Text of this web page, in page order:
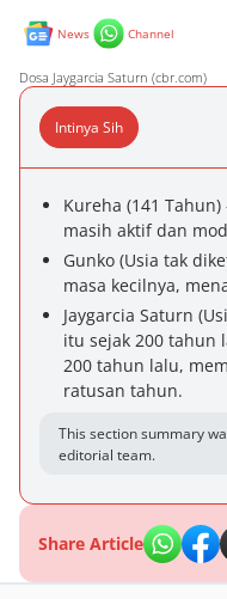
News Channel
Dosa Jaygarcia Saturn (cbr.com)
Intinya Sih
Kureha (141
masih aktif dan
Gunko (Usia tak
masa kecilnya,
Jaygarcia Saturn
itu sejak 200 tahun
200 tahun lalu,
ratusan tahun.
This section summary
editorial team.
Share Article